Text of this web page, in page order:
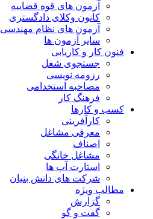
آزمون های قوه قضاییه
کانون وکلای دادگستری
آزمون های نظام مهندسی
سایر آزمون ها
فنون کار و کاریابی
جستجوی شغل
رزومه نویسی
مصاحبه استخدامی
فرهنگ کار
کسب و کارها
کارآفرینی
معرفی مشاغل
اصناف
مشاغل خانگی
استارت آپ ها
شرکت های دانش بنیان
مطالب ویژه
گزارش
گفت و گو